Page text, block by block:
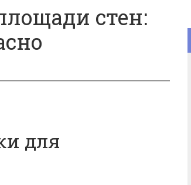
стен:
для